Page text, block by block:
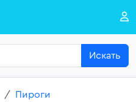
Искать
Пироги